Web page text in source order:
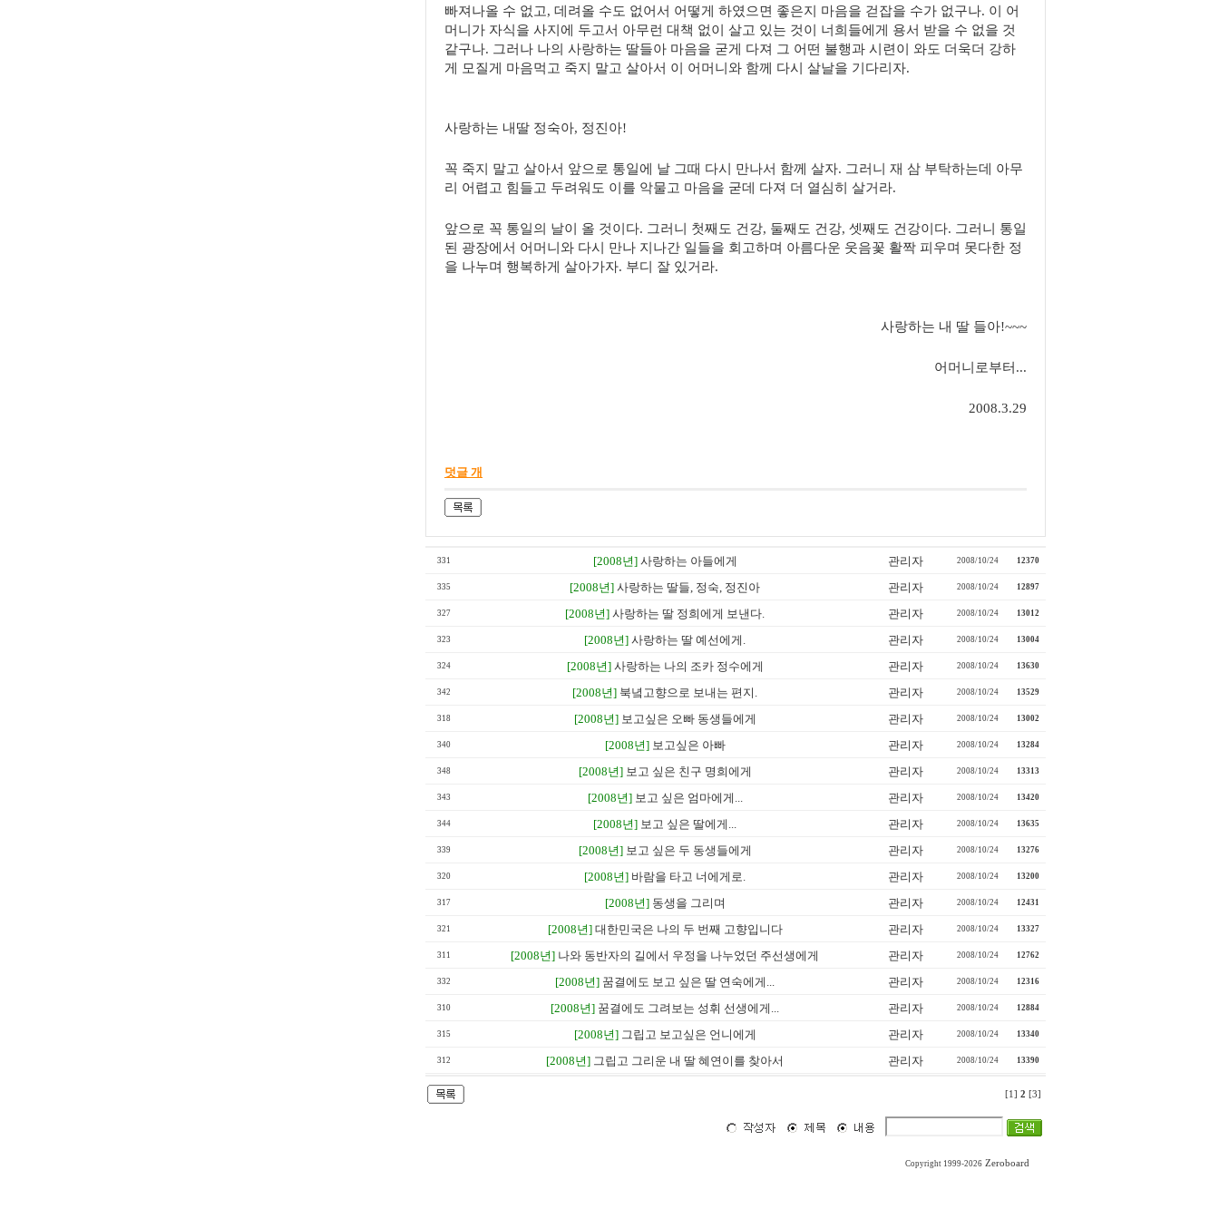
빠져나올 수 없고, 데려올 수도 없어서 어떻게 하였으면 좋은지 마음을 걷잡을 수가 없구나. 이 어
머니가 자식을 사지에 두고서 아무런 대책 없이 살고 있는 것이 너희들에게 용서 받을 수 없을 것
같구나. 그러나 나의 사랑하는 딸들아 마음을 굳게 다져 그 어떤 불행과 시련이 와도 더욱더 강하
게 모질게 마음먹고 죽지 말고 살아서 이 어머니와 함께 다시 살날을 기다리자.
사랑하는 내딸 정숙아, 정진아!
꼭 죽지 말고 살아서 앞으로 통일에 날 그때 다시 만나서 함께 살자. 그러니 재 삼 부탁하는데 아무
리 어렵고 힘들고 두려워도 이를 악물고 마음을 굳데 다져 더 열심히 살거라.
앞으로 꼭 통일의 날이 올 것이다. 그러니 첫째도 건강, 둘째도 건강, 셋째도 건강이다. 그러니 통일
된 광장에서 어머니와 다시 만나 지나간 일들을 회고하며 아름다운 웃음꽃 활짝 피우며 못다한 정
을 나누며 행복하게 살아가자. 부디 잘 있거라.
사랑하는 내 딸 들아!~~~
어머니로부터...
2008.3.29
덧글 개
331 [2008년] 사랑하는 아들에게 관리자 2008/10/24 12370
335 [2008년] 사랑하는 딸들, 정숙, 정진아 관리자 2008/10/24 12897
327 [2008년] 사랑하는 딸 정희에게 보낸다. 관리자 2008/10/24 13012
323 [2008년] 사랑하는 딸 예선에게. 관리자 2008/10/24 13004
324 [2008년] 사랑하는 나의 조카 정수에게 관리자 2008/10/24 13630
342 [2008년] 북녘고향으로 보내는 편지. 관리자 2008/10/24 13529
318 [2008년] 보고싶은 오빠 동생들에게 관리자 2008/10/24 13002
340 [2008년] 보고싶은 아빠 관리자 2008/10/24 13284
348 [2008년] 보고 싶은 친구 명희에게 관리자 2008/10/24 13313
343 [2008년] 보고 싶은 엄마에게... 관리자 2008/10/24 13420
344 [2008년] 보고 싶은 딸에게... 관리자 2008/10/24 13635
339 [2008년] 보고 싶은 두 동생들에게 관리자 2008/10/24 13276
320 [2008년] 바람을 타고 너에게로. 관리자 2008/10/24 13200
317 [2008년] 동생을 그리며 관리자 2008/10/24 12431
321 [2008년] 대한민국은 나의 두 번째 고향입니다 관리자 2008/10/24 13327
311 [2008년] 나와 동반자의 길에서 우정을 나누었던 주선생에게 관리자 2008/10/24 12762
332 [2008년] 꿈결에도 보고 싶은 딸 연숙에게... 관리자 2008/10/24 12316
310 [2008년] 꿈결에도 그려보는 성휘 선생에게... 관리자 2008/10/24 12884
315 [2008년] 그립고 보고싶은 언니에게 관리자 2008/10/24 13340
312 [2008년] 그립고 그리운 내 딸 혜연이를 찾아서 관리자 2008/10/24 13390
[1] 2 [3]
Copyright 1999-2026 Zeroboard